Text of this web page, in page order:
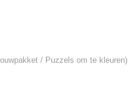
/ Puzzels om te kleuren)